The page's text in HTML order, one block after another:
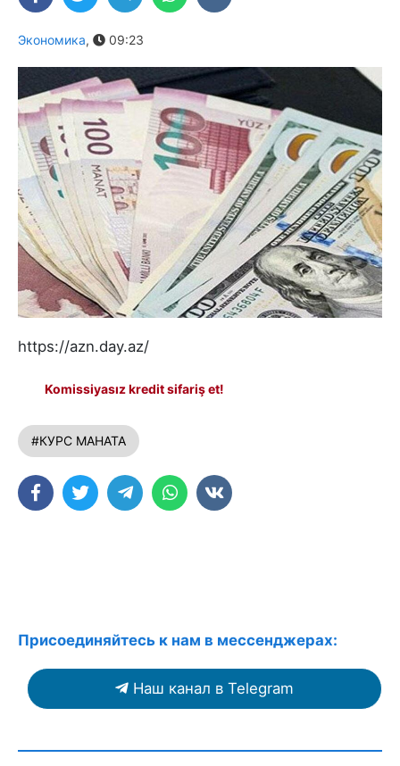
Экономика, 09:23
https://azn.day.az/
Komissiyasız kredit sifariş et!
#КУРС МАНАТА
Присоединяйтесь к нам в мессенджерах:
Наш канал в Telegram